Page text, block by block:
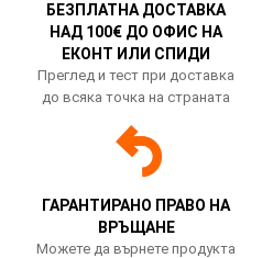
БЕЗПЛАТНА ДОСТАВКА
НАД 100€ ДО ОФИС НА
ЕКОНТ ИЛИ СПИДИ
Преглед и тест при доставка
до всяка точка на страната
ГАРАНТИРАНО ПРАВО НА
ВРЪЩАНЕ
Можете да върнете продукта